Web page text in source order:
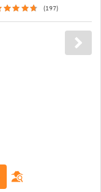
(197)